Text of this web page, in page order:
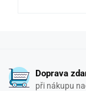
Doprava
při nákupu